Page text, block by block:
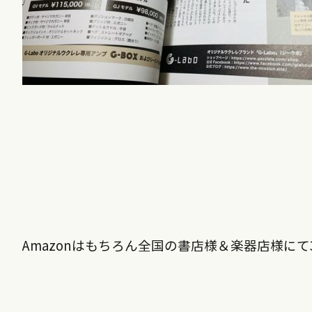
Amazonはもちろん全国の書店様＆楽器店様に